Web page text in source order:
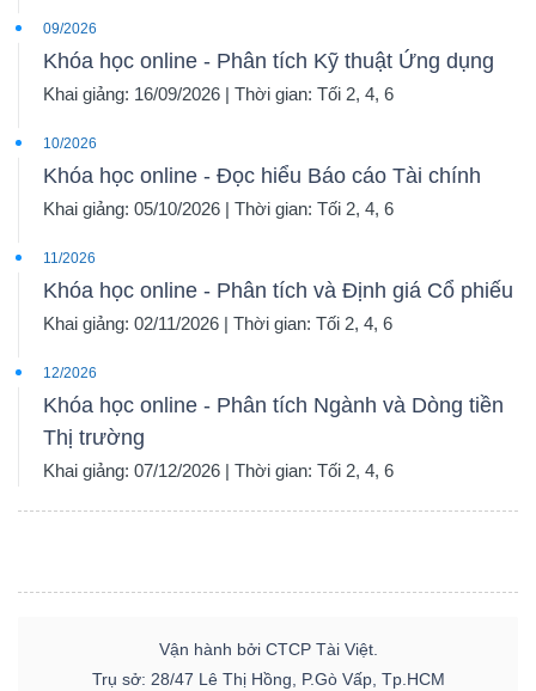
09/2026
Khóa học online - Phân tích Kỹ thuật Ứng dụng
Khai giảng: 16/09/2026 | Thời gian: Tối 2, 4, 6
10/2026
Khóa học online - Đọc hiểu Báo cáo Tài chính
Khai giảng: 05/10/2026 | Thời gian: Tối 2, 4, 6
11/2026
Khóa học online - Phân tích và Định giá Cổ phiếu
Khai giảng: 02/11/2026 | Thời gian: Tối 2, 4, 6
12/2026
Khóa học online - Phân tích Ngành và Dòng tiền
Thị trường
Khai giảng: 07/12/2026 | Thời gian: Tối 2, 4, 6
Vận hành bởi CTCP Tài Việt.
Trụ sở: 28/47 Lê Thị Hồng, P.Gò Vấp, Tp.HCM